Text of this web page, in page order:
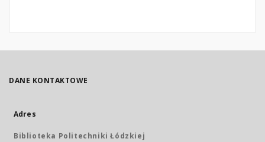
DANE KONTAKTOWE
Adres
Biblioteka Politechniki Łódzkiej